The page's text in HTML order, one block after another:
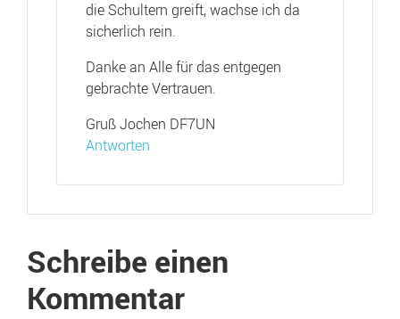
die Schultern greift, wachse ich da
sicherlich rein.
Danke an Alle für das entgegen
gebrachte Vertrauen.
Gruß Jochen DF7UN
Antworten
Schreibe einen
Kommentar